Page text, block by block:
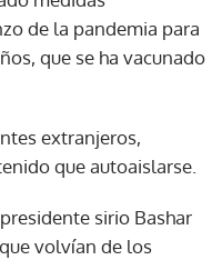
de la pandemia para
que se ha vacunado
extranjeros,
que autoaislarse.
sirio Bashar
volvían de los